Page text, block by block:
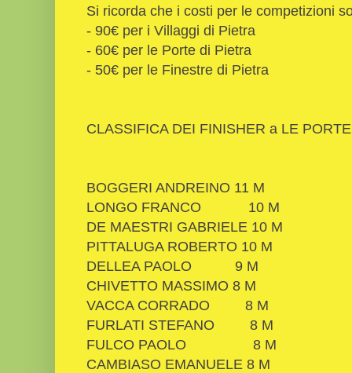
Si ricorda che i costi per le competizioni
- 90€ per i Villaggi di Pietra
- 60€ per le Porte di Pietra
- 50€ per le Finestre di Pietra
CLASSIFICA DEI FINISHER a LE
BOGGERI ANDREINO 11 M
LONGO FRANCO
10 M
DE MAESTRI GABRIELE 10 M
PITTALUGA ROBERTO 10 M
DELLEA PAOLO
9 M
CHIVETTO MASSIMO 8 M
VACCA CORRADO
8 M
FURLATI STEFANO
8 M
FULCO PAOLO
8 M
CAMBIASO EMANUELE 8 M